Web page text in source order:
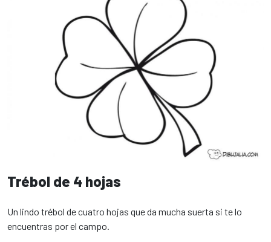
Trébol de 4 hojas
Un lindo trébol de cuatro hojas que da mucha suerta si te lo
encuentras por el campo.